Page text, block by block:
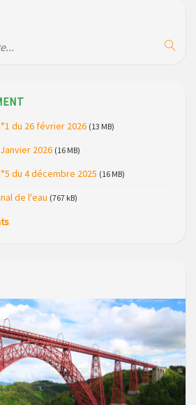
du camping de Saint Just, ses
et sa piscine
20 mars 2026
du 26 février 2026 (13 MB)
2026 (16 MB)
du 4 décembre 2025 (16 MB)
de l'eau (767 kB)